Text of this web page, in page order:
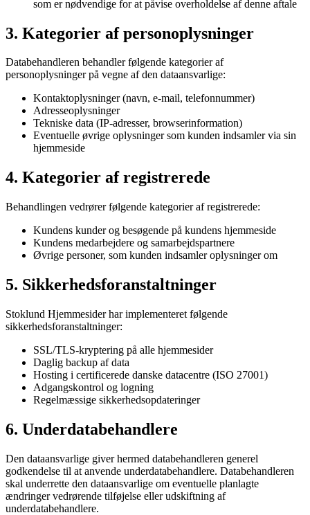
som er nødvendige for at påvise overholdelse af denne aftale
3. Kategorier af personoplysninger
Databehandleren behandler følgende kategorier af
personoplysninger på vegne af den dataansvarlige:
Kontaktoplysninger (navn, e-mail, telefonnummer)
Adresseoplysninger
Tekniske data (IP-adresser, browserinformation)
Eventuelle øvrige oplysninger som kunden indsamler via sin
hjemmeside
4. Kategorier af registrerede
Behandlingen vedrører følgende kategorier af registrerede:
Kundens kunder og besøgende på kundens hjemmeside
Kundens medarbejdere og samarbejdspartnere
Øvrige personer, som kunden indsamler oplysninger om
5. Sikkerhedsforanstaltninger
Stoklund Hjemmesiderhar implementeret følgende
sikkerhedsforanstaltninger:
SSL/TLS-kryptering på alle hjemmesider
Daglig backup af data
Hosting i certificerede danske datacentre (ISO 27001)
Adgangskontrol og logning
Regelmæssige sikkerhedsopdateringer
6. Underdatabehandlere
Den dataansvarlige giver hermed databehandleren generel
godkendelse til at anvende underdatabehandlere. Databehandleren
skal underrette den dataansvarlige om eventuelle planlagte
ændringer vedrørende tilføjelse eller udskiftning af
underdatabehandlere.